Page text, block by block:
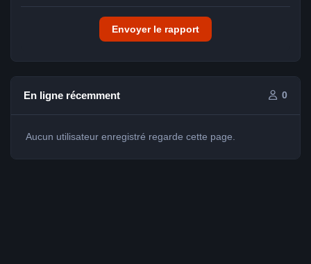
Envoyer le rapport
En ligne récemment 0
Aucun utilisateur enregistré regarde cette page.